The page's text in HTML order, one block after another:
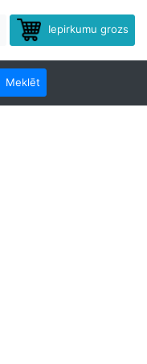
Iepirkumu grozs
Meklēt